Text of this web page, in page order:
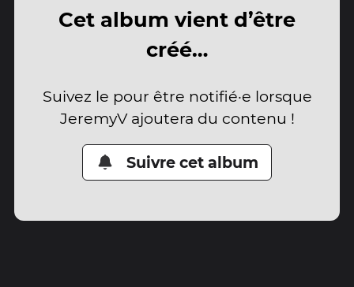
Cet album vient d’être
créé…
Suivez le pour être notifié·e lorsque
JeremyV ajoutera du contenu !
Suivre cet album